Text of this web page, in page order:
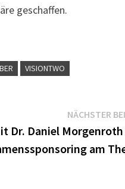
geschaffen.
VISIONTWO
NÄCHSTER
Dr. Daniel
am